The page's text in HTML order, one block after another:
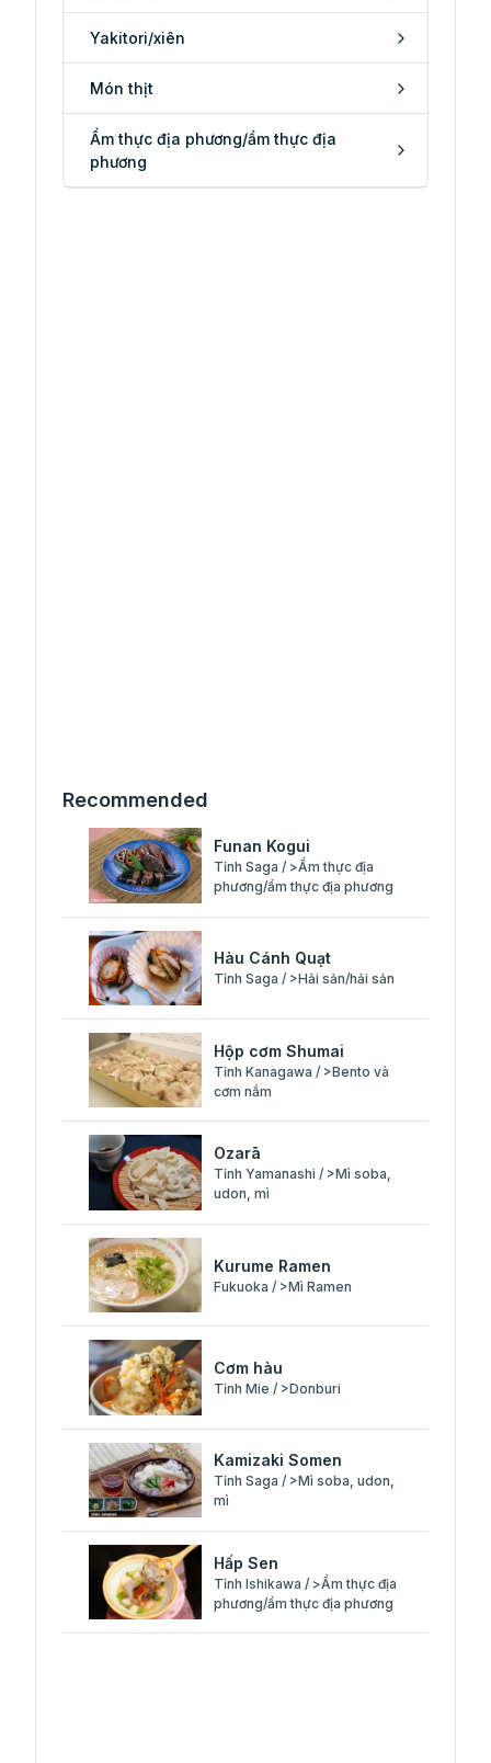
Yakitori/xiên
Món thịt
Ẩm thực địa phương/ẩm thực địa
phương
Recommended
Funan Kogui
Tỉnh Saga / >Ẩm thực địa
phương/ẩm thực địa phương
Hàu Cánh Quạt
Tỉnh Saga / >Hải sản/hải sản
Hộp cơm Shumai
Tỉnh Kanagawa / >Bento và
cơm nắm
Ozarā
Tỉnh Yamanashi / >Mì soba,
udon, mì
Kurume Ramen
Fukuoka / >Mì Ramen
Cơm hàu
Tỉnh Mie / >Donburi
Kamizaki Somen
Tỉnh Saga / >Mì soba, udon,
mì
Hấp Sen
Tỉnh Ishikawa / >Ẩm thực địa
phương/ẩm thực địa phương